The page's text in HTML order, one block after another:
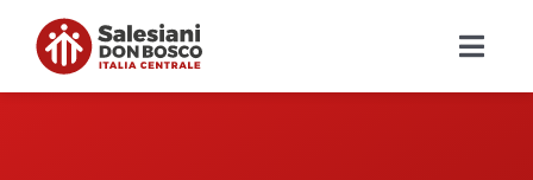
contenuto